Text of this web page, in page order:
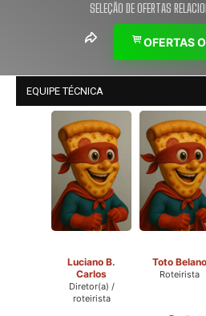
SELEÇÃO DE OFERTAS
OFERTAS
EQUIPE TÉCNICA
Luciano B.
Carlos
Diretor(a) /
roteirista
Toto Belano
Roteirista